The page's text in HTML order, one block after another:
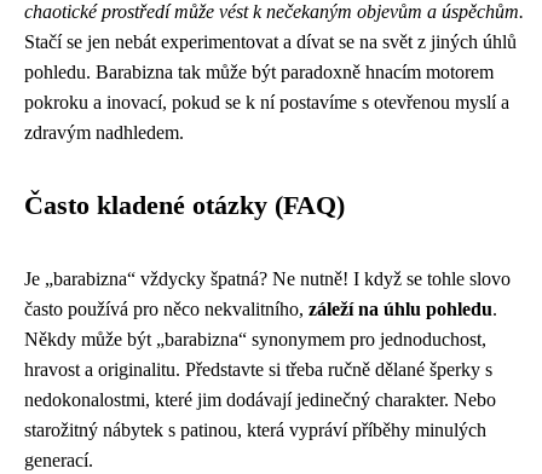
chaotické prostředí může vést k nečekaným objevům a úspěchům.
Stačí se jen nebát experimentovat a dívat se na svět z jiných úhlů
pohledu. Barabizna tak může být paradoxně hnacím motorem
pokroku a inovací, pokud se k ní postavíme s otevřenou myslí a
zdravým nadhledem.
Často kladené otázky (FAQ)
Je „barabizna“ vždycky špatná? Ne nutně! I když se tohle slovo
často používá pro něco nekvalitního, záleží na úhlu pohledu.
Někdy může být „barabizna“ synonymem pro jednoduchost,
hravost a originalitu. Představte si třeba ručně dělané šperky s
nedokonalostmi, které jim dodávají jedinečný charakter. Nebo
starožitný nábytek s patinou, která vypráví příběhy minulých
generací.